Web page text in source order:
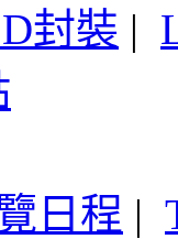
封裝 |
日程 |